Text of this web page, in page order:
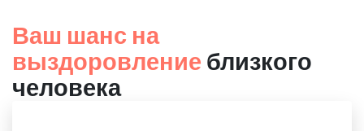
Ваш шанс на
выздоровление близкого
человека